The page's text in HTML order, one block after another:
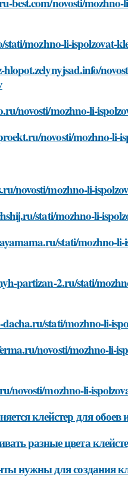
mozhno-li-ispolzovat-
hlopot.zelynyjsad.info/
novosti/mozhno-li-
novosti/mozhno-li-
novosti/mozhno-li-
stati/mozhno-li-
stati/mozhno-
partizan-2.ru/stati/
stati/mozhno-li-
novosti/mozhno-li-
novosti/mozhno-li-
клейстер для
разные цвета
нужны для создания